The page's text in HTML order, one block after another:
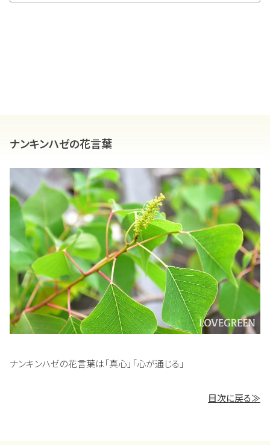
ナンキンハゼの花言葉
ナンキンハゼの花言葉は「真心」「心が通じる」
目次に戻る≫